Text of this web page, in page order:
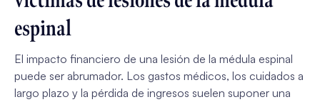
espinal
El impacto financiero de una lesión de la médula espinal
puede ser abrumador. Los gastos médicos, los cuidados a
largo plazo y la pérdida de ingresos suelen suponer una